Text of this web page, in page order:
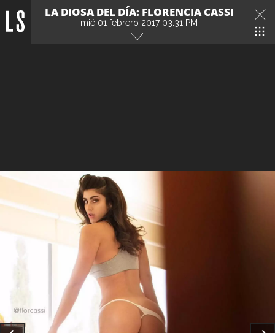
LA DIOSA DEL DÍA: FLORENCIA CASSI
mié 01 febrero 2017 03:31 PM